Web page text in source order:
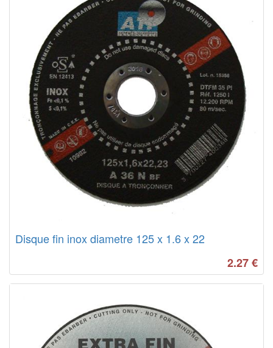
Disque fin inox diametre 125 x 1.6 x 22
2.27€